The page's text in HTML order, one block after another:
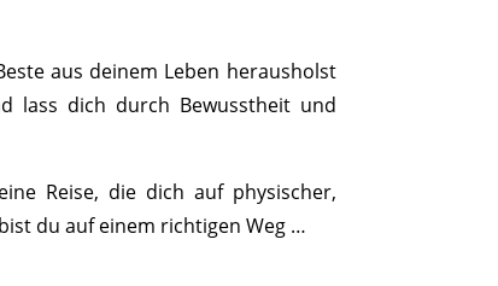
aus deinem Leben herausholst
lass dich durch Bewusstheit und
Reise, die dich auf physischer,
du auf einem richtigen Weg …